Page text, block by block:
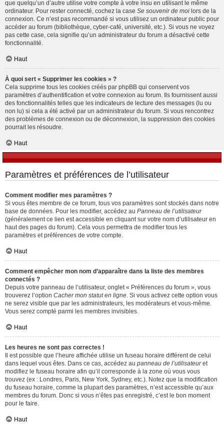
que quelqu’un d’autre utilise votre compte à votre insu en utilisant le même
ordinateur. Pour rester connecté, cochez la case Se souvenir de moi lors de la
connexion. Ce n’est pas recommandé si vous utilisez un ordinateur public pour
accéder au forum (bibliothèque, cyber-café, université, etc.). Si vous ne voyez
pas cette case, cela signifie qu’un administrateur du forum a désactivé cette
fonctionnalité.
Haut
À quoi sert « Supprimer les cookies » ?
Cela supprime tous les cookies créés par phpBB qui conservent vos
paramètres d’authentification et votre connexion au forum. Ils fournissent aussi
des fonctionnalités telles que les indicateurs de lecture des messages (lu ou
non lu) si cela a été activé par un administrateur du forum. Si vous rencontrez
des problèmes de connexion ou de déconnexion, la suppression des cookies
pourrait les résoudre.
Haut
Paramètres et préférences de l’utilisateur
Comment modifier mes paramètres ?
Si vous êtes membre de ce forum, tous vos paramètres sont stockés dans notre
base de données. Pour les modifier, accédez au Panneau de l’utilisateur
(généralement ce lien est accessible en cliquant sur votre nom d’utilisateur en
haut des pages du forum). Cela vous permettra de modifier tous les
paramètres et préférences de votre compte.
Haut
Comment empêcher mon nom d’apparaître dans la liste des membres
connectés ?
Depuis votre panneau de l’utilisateur, onglet « Préférences du forum », vous
trouverez l’option Cacher mon statut en ligne . Si vous activez cette option vous
ne serez visible que par les administrateurs, les modérateurs et vous-même.
Vous serez compté parmi les membres invisibles.
Haut
Les heures ne sont pas correctes !
Il est possible que l’heure affichée utilise un fuseau horaire différent de celui
dans lequel vous êtes. Dans ce cas, accédez au panneau de l’utilisateuret
modifiez le fuseau horaire afin qu’il corresponde à la zone où vous vous
trouvez (ex : Londres, Paris, New York, Sydney, etc.). Notez que la modification
du fuseau horaire, comme la plupart des paramètres, n’est accessible qu’aux
membres du forum. Donc si vous n’êtes pas enregistré, c’est le bon moment
pour le faire.
Haut